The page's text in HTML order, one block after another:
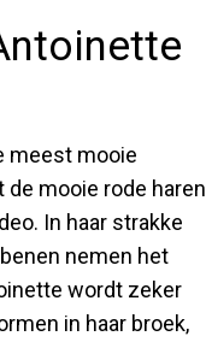
meest mooie
mooie rode haren
In haar strakke
nemen het
wordt zeker
in haar broek,